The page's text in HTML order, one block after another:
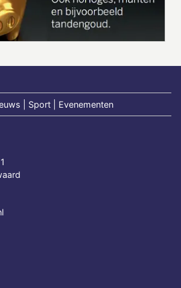
| Sport | Evenementen